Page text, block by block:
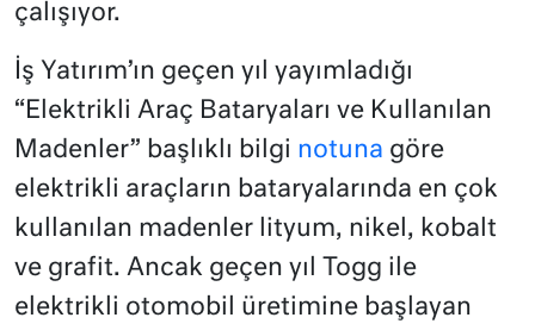
çalışıyor.
İş Yatırım’ın geçen yıl yayımladığı
“Elektrikli Araç Bataryaları ve Kullanılan
Madenler” başlıklı bilgi notuna göre
elektrikli araçların bataryalarında en çok
kullanılan madenler lityum, nikel, kobalt
ve grafit. Ancak geçen yıl Togg ile
elektrikli otomobil üretimine başlayan